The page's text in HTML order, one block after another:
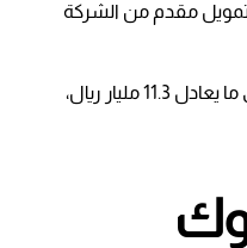
تمويل مقدم من الشركة
“KSURE” بقيمة 3 مليارات دولار، أي ما يعادل 11.3 مليار ريال،